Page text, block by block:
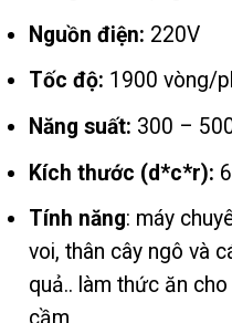
Nguồn điện: 220V
Tốc độ: 1900 vòng/
Năng suất: 300 –
Kích thước (d*c*r):
Tính năng: máy
voi, thân cây ngô và
quả.. làm thức ăn